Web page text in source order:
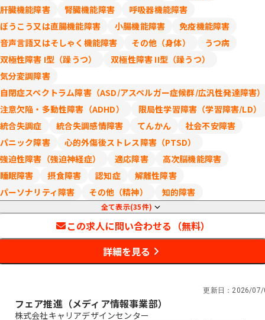
肝臓機能障害
腎臓機能障害
呼吸器機能障害
ぼうこう又は直腸機能障害
小腸機能障害
免疫機能障害
音声言語又はそしゃく機能障害
その他（身体）
うつ病
双極性障害 I型（躁うつ）
双極性障害 II型（躁うつ）
気分変調障害
自閉症スペクトラム障害（ASD/アスペルガー症候群/広汎性発達障害）
注意欠陥・多動性障害（ADHD）
限局性学習障害（学習障害/LD）
統合失調症
統合失調感情障害 てんかん
社会不安障害
パニック障害
心的外傷後ストレス障害（PTSD）
強迫性障害（強迫神経症）
適応障害
高次脳機能障害
睡眠障害
摂食障害 認知症
解離性障害
パーソナリティ障害
その他（精神） 知的障害
全て表示(35件)
この求人に問い合わせる（無料）
詳細を見る
更新日： 2026/07/
フェア推進（メディア情報事業部）
株式会社キャリアデザインセンター